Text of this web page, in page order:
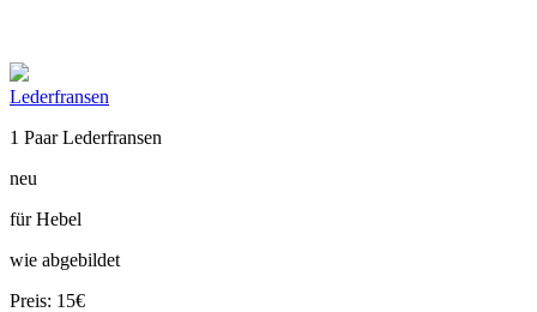
Lederfransen
1 Paar Lederfransen
neu
für Hebel
wie abgebildet
Preis: 15€